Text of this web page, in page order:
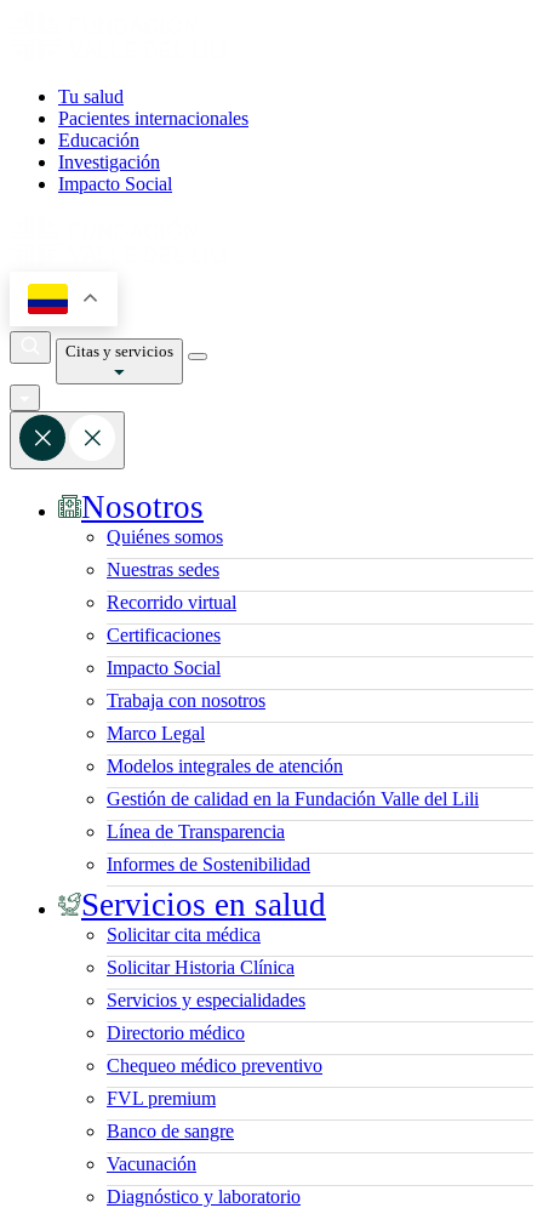
Tu salud
Pacientes internacionales
Educación
Investigación
Impacto Social
Citas y servicios
Nosotros
Quiénes somos
Nuestras sedes
Recorrido virtual
Certificaciones
Impacto Social
Trabaja con nosotros
Marco Legal
Modelos integrales de atención
Gestión de calidad en la Fundación Valle del Lili
Línea de Transparencia
Informes de Sostenibilidad
Servicios en salud
Solicitar cita médica
Solicitar Historia Clínica
Servicios y especialidades
Directorio médico
Chequeo médico preventivo
FVL premium
Banco de sangre
Vacunación
Diagnóstico y laboratorio